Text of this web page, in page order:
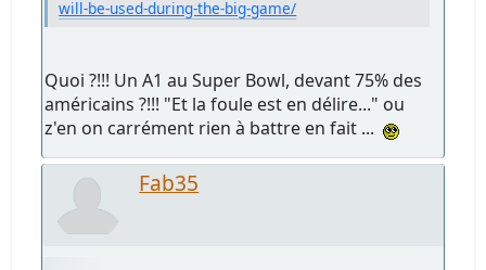
will-be-used-during-the-big-game/
Quoi ?!!! Un A1 au Super Bowl, devant 75% des
américains ?!!! "Et la foule est en délire..." ou
z'en on carrément rien à battre en fait ...
Fab35